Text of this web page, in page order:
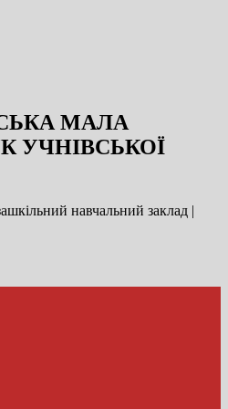
МАЛА
УЧНІВСЬКОЇ
навчальний заклад |